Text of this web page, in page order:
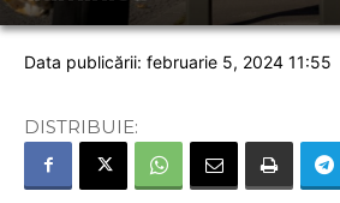
Data publicării: februarie 5, 2024 11:55
DISTRIBUIE: